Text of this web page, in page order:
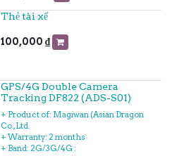
Thẻ tài xế
100,000 ₫
GPS/4G Double Camera
Tracking DF822 (ADS-S01)
+ Product of: Magiwan (Asian Dragon
Co., Ltd.
+ Warranty: 2 months
+ Band: 2G/3G/4G :